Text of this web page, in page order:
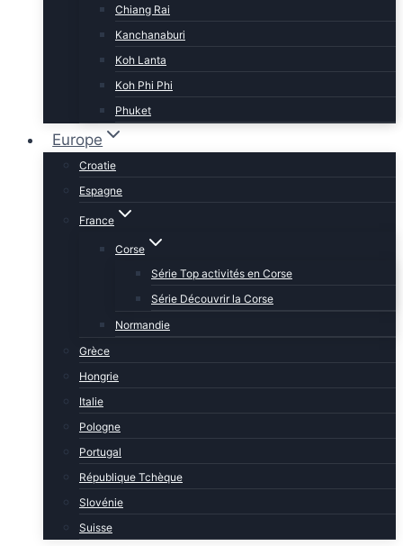
Chiang Rai
Kanchanaburi
Koh Lanta
Koh Phi Phi
Phuket
Europe
Croatie
Espagne
France
Corse
Série Top activités en Corse
Série Découvrir la Corse
Normandie
Grèce
Hongrie
Italie
Pologne
Portugal
République Tchèque
Slovénie
Suisse